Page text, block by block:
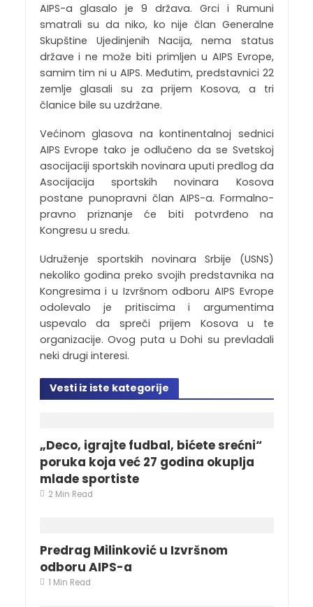
AIPS-a glasalo je 9 država. Grci i Rumuni
smatrali su da niko, ko nije član Generalne
Skupštine Ujedinjenih Nacija, nema status
države i ne može biti primljen u AIPS Evrope,
samim tim ni u AIPS. Međutim, predstavnici 22
zemlje glasali su za prijem Kosova, a tri
članice bile su uzdržane.
Većinom glasova na kontinentalnoj sednici
AIPS Evrope tako je odlučeno da se Svetskoj
asocijaciji sportskih novinara uputi predlog da
Asocijacija sportskih novinara Kosova
postane punopravni član AIPS-a. Formalno-
pravno priznanje će biti potvrđeno na
Kongresu u sredu.
Udruženje sportskih novinara Srbije (USNS)
nekoliko godina preko svojih predstavnika na
Kongresima i u Izvršnom odboru AIPS Evrope
odolevalo je pritiscima i argumentima
uspevalo da spreči prijem Kosova u te
organizacije. Ovog puta u Dohi su prevladali
neki drugi interesi.
Vesti iz iste kategorije
„Deco, igrajte fudbal, bićete srećni“
poruka koja već 27 godina okuplja
mlade sportiste
2 Min Read
Predrag Milinković u Izvršnom
odboru AIPS-a
1 Min Read